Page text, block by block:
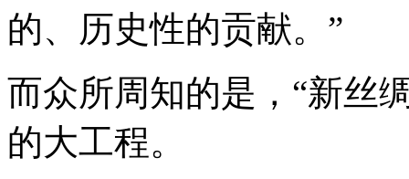
的、历史性的贡献。”
而众所周知的是，“新丝
的大工程。